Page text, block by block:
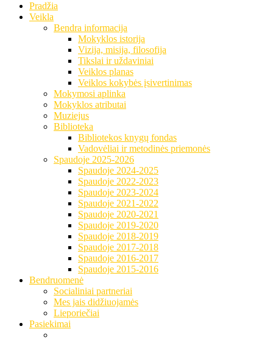
Pradžia
Veikla
Bendra informacija
Mokyklos istorija
Vizija, misija, filosofija
Tikslai ir uždaviniai
Veiklos planas
Veiklos kokybės įsivertinimas
Mokymosi aplinka
Mokyklos atributai
Muziejus
Biblioteka
Bibliotekos knygų fondas
Vadovėliai ir metodinės priemonės
Spaudoje 2025-2026
Spaudoje 2024-2025
Spaudoje 2022-2023
Spaudoje 2023-2024
Spaudoje 2021-2022
Spaudoje 2020-2021
Spaudoje 2019-2020
Spaudoje 2018-2019
Spaudoje 2017-2018
Spaudoje 2016-2017
Spaudoje 2015-2016
Bendruomenė
Socialiniai partneriai
Mes jais didžiuojamės
Lieporiečiai
Pasiekimai